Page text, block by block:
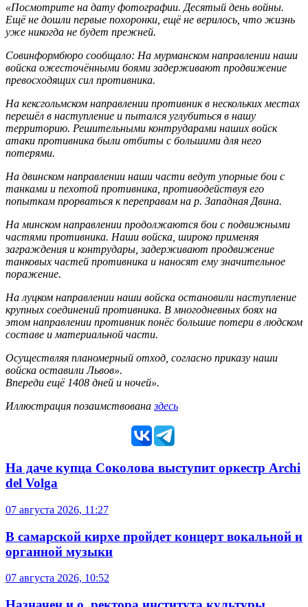
«Посмотрите на дату фотографии. Десятый день войны.
Ещё не дошли первые похоронки, ещё не верилось, что жизнь
уже никогда не будет прежней.
Совинформбюро сообщало: На мурманском направлении наши
войска ожесточёнными боями задерживают продвижение
превосходящих сил противника.
На кексгольмском направлении противник в нескольких местах
перешёл в наступление и пытался углубиться в нашу
территорию. Решительными контрударами наших войск
атаки противника были отбиты с большими для него
потерями.
На двинском направлении наши части ведут упорные бои с
танками и пехотой противника, противодействуя его
попыткам прорваться к переправам на р. Западная Двина.
На минском направлении продолжаются бои с подвижными
частями противника. Наши войска, широко применяя
заграждения и контрудары, задерживают продвижение
танковых частей противника и наносят ему значительное
поражение.
На луцком направлении наши войска остановили наступление
крупных соединений противника. В многодневных боях на
этом направлении противник понёс большие потери в людском
составе и материальной части.
Осуществляя планомерный отход, согласно приказу наши
войска оставили Львов».
Впереди ещё 1408 дней и ночей».
Иллюстрация позаимствованаздесь
На даче купца Соколова выступит оркестр Archi
del Volga
07 августа 2026, 11:27
В самарской кирхе пройдет концерт вокальной и
органной музыки
07 августа 2026, 10:52